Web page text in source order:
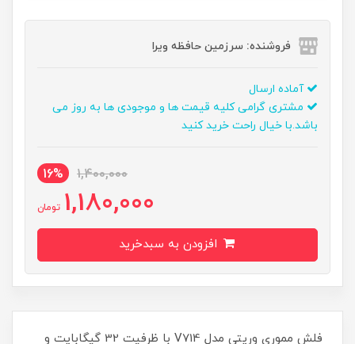
فروشنده: سرزمین حافظه ویرا
آماده ارسال
مشتری گرامی کلیه قیمت ها و موجودی ها به روز می
باشد.با خیال راحت خرید کنید
1,400,000
16%
1,180,000 تومان
فلش مموری وریتی مدل V714 با ظرفیت 32 گیگابایت و